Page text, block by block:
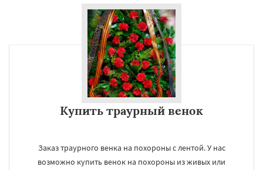
Купить траурный венок
Заказ траурного венка на похороны с лентой. У нас
возможно купить венок на похороны из живых или